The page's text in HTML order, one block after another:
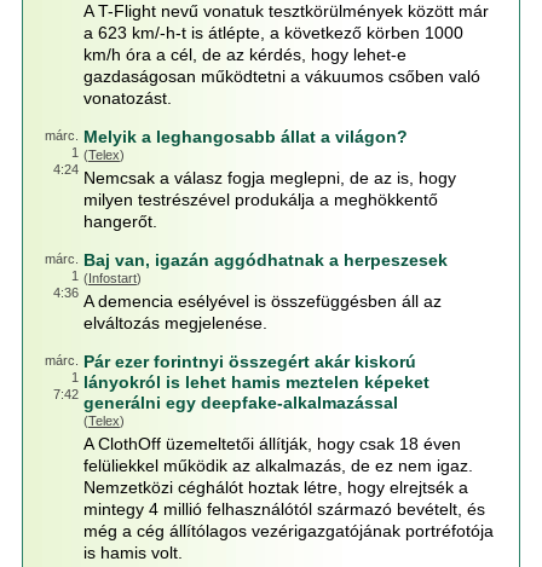
A T-Flight nevű vonatuk tesztkörülmények között már
a 623 km/-h-t is átlépte, a következő körben 1000
km/h óra a cél, de az kérdés, hogy lehet-e
gazdaságosan működtetni a vákuumos csőben való
vonatozást.
márc.
1
4:24
Melyik a leghangosabb állat a világon?
(Telex)
Nemcsak a válasz fogja meglepni, de az is, hogy
milyen testrészével produkálja a meghökkentő
hangerőt.
márc.
1
4:36
Baj van, igazán aggódhatnak a herpeszesek
(Infostart)
A demencia esélyével is összefüggésben áll az
elváltozás megjelenése.
márc.
1
7:42
Pár ezer forintnyi összegért akár kiskorú
lányokról is lehet hamis meztelen képeket
generálni egy deepfake-alkalmazással
(Telex)
A ClothOff üzemeltetői állítják, hogy csak 18 éven
felüliekkel működik az alkalmazás, de ez nem igaz.
Nemzetközi céghálót hoztak létre, hogy elrejtsék a
mintegy 4 millió felhasználótól származó bevételt, és
még a cég állítólagos vezérigazgatójának portréfotója
is hamis volt.